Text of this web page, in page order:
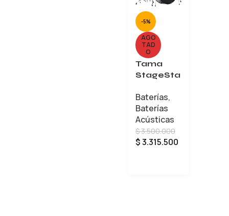
-5%
AGO
TAD
O
Tama
StageSta
ST52H5C
– edición
Black
Night
Sparkle
Baterías,
Baterías
Acústicas
$3.500.000
$3.315.500